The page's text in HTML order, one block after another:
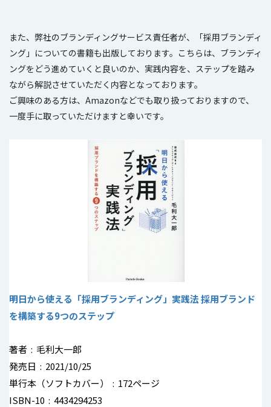
また、弊社のブランディングサービス責任者が、「採用ブランディ
ング」についての書籍も出版しております。こちらは、ブランディ
ングをどう進めていくと良いのか、実践内容を、ステップを踏み
ながら解説させていただく内容となっております。
ご興味のある方は、Amazonなどでも取り扱っておりますので、
一度手に取っていただけますと幸いです。
明日から使える「採用ブランディング」実践法 採用ブランド
を構築する9つのステップ
著者 ‏ : ‎ 毛利大一郎
発売日 ‏ : ‎ 2021/10/25
単行本（ソフトカバー） ‏ : ‎ 172ページ
ISBN-10 ‏ : ‎ 4434294253